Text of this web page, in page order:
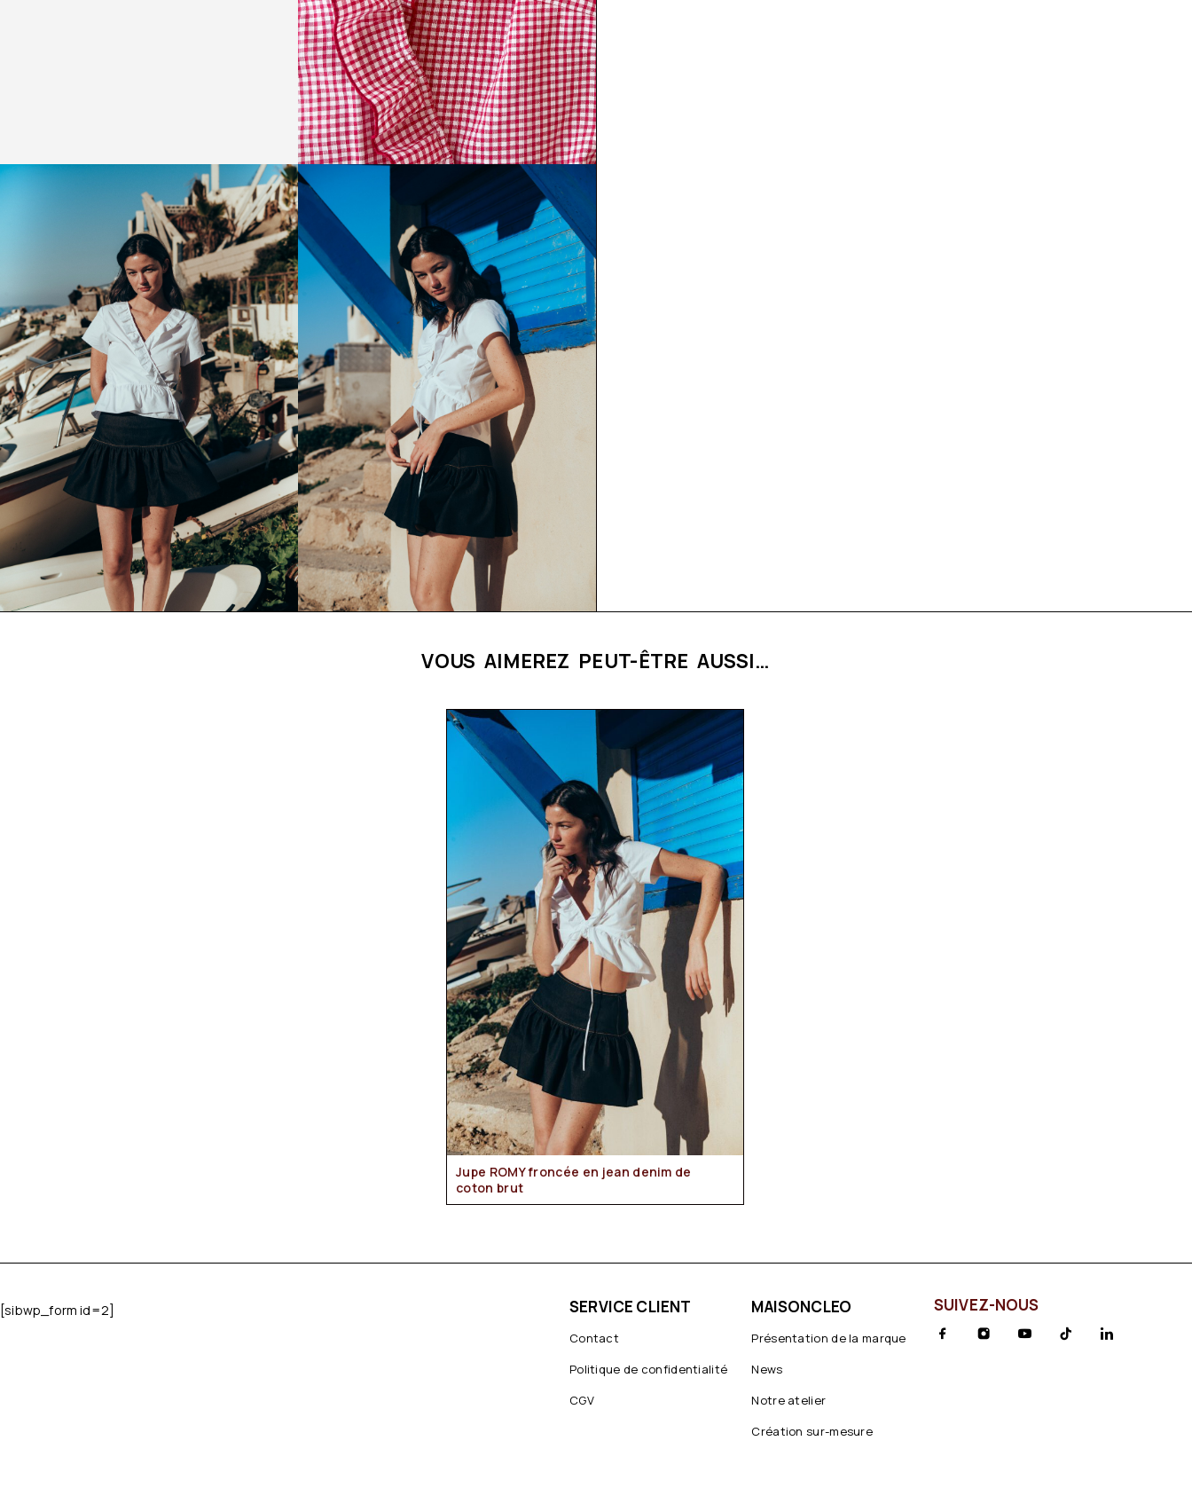
VOUS AIMEREZ PEUT-ÊTRE AUSSI…
Jupe ROMY froncée en jean denim de
coton brut
[sibwp_form id=2] SERVICE CLIENT
Contact
Politique de confidentialité
CGV
MAISONCLEO
Présentation de la marque
News
Notre atelier
Création sur-mesure
SUIVEZ-NOUS